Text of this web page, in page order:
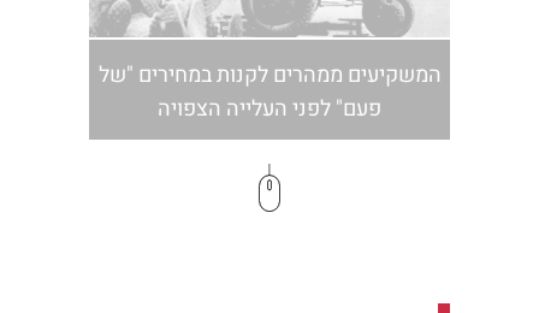
המשקיעים ממהרים לקנות במחירים "של
פעם" לפני העלייה הצפויה